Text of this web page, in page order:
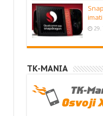
29.
TK-MANIA